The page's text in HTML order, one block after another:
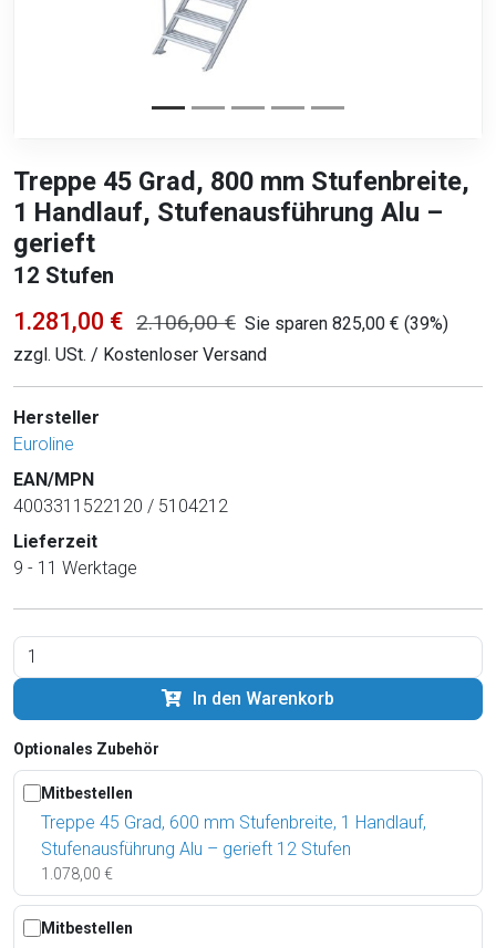
Treppe 45 Grad, 800 mm Stufenbreite,
1 Handlauf, Stufenausführung Alu –
gerieft
12 Stufen
1.281,00 € 2.106,00 € Sie sparen 825,00 € (39%)
zzgl. USt. / Kostenloser Versand
Hersteller
Euroline
EAN/MPN
4003311522120 / 5104212
Lieferzeit
9 - 11 Werktage
In den Warenkorb
Optionales Zubehör
Mitbestellen
Treppe 45 Grad, 600 mm Stufenbreite, 1 Handlauf,
Stufenausführung Alu – gerieft 12 Stufen
1.078,00 €
Mitbestellen